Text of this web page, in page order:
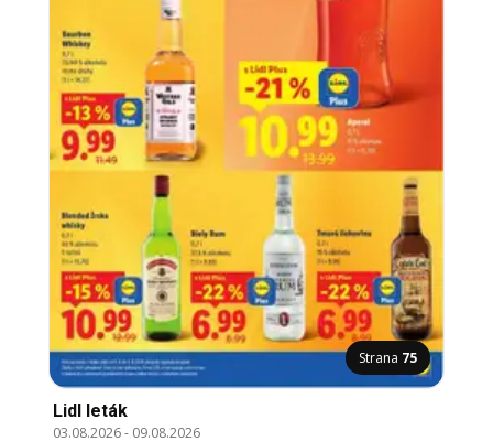
Strana 75
Lidl leták
03.08.2026- 09.08.2026